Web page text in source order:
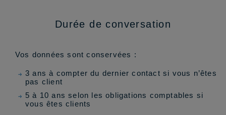
Durée de conversation
Vos données sont conservées :
3 ans à compter du dernier contact si vous n’êtes
pas client
5 à 10 ans selon les obligations comptables si
vous êtes clients